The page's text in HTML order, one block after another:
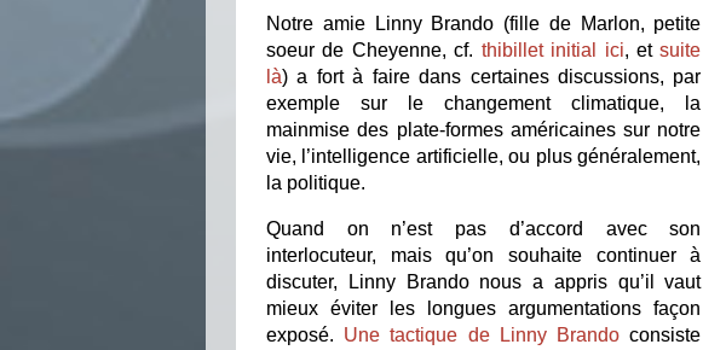
Notre amie Linny Brando (fille de Marlon, petite
soeur de Cheyenne, cf. thibillet initial ici, etsuite
là) a fort à faire dans certaines discussions, par
exemple sur le changement climatique, la
mainmise des plate-formes américaines sur notre
vie, l’intelligence artificielle, ou plus généralement,
la politique.
Quand on n’est pas d’accord avec son
interlocuteur, mais qu’on souhaite continuer à
discuter, Linny Brando nous a appris qu’il vaut
mieux éviter les longues argumentations façon
exposé. Une tactique de Linny Brando consiste